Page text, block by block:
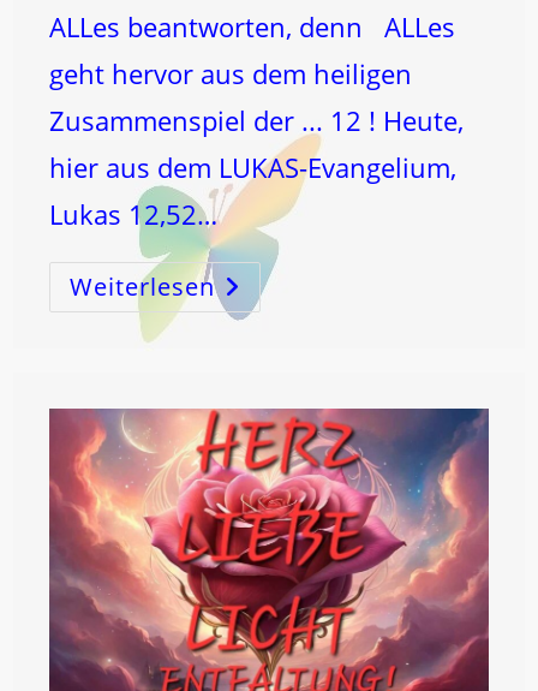
ALLes beantworten, denn ALLes
geht hervor aus dem heiligen
Zusammenspiel der ... 12 ! Heute,
hier aus dem LUKAS-Evangelium,
Lukas 12,52…
WeiterlesenDer
SCHÖPFUNGSCODE,
Das
BeANTWORTET
Jede
Frage
!